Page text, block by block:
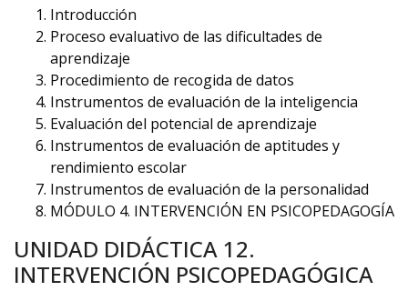
Introducción
Proceso evaluativo de las dificultades de
aprendizaje
Procedimiento de recogida de datos
Instrumentos de evaluación de la inteligencia
Evaluación del potencial de aprendizaje
Instrumentos de evaluación de aptitudes y
rendimiento escolar
Instrumentos de evaluación de la personalidad
MÓDULO 4. INTERVENCIÓN EN PSICOPEDAGOGÍA
UNIDAD DIDÁCTICA 12.
INTERVENCIÓN PSICOPEDAGÓGICA